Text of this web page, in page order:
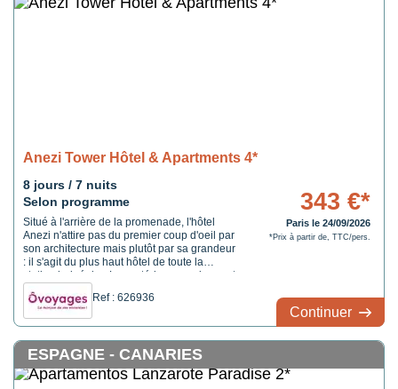
Anezi Tower Hôtel & Apartments 4*
8 jours / 7 nuits
Selon programme
Situé à l'arrière de la promenade, l'hôtel
Anezi n'attire pas du premier coup d'oeil par
son architecture mais plutôt par sa grandeur
: il s'agit du plus haut hôtel de toute la
station balnéaire. Les extérieurs ne donnent
pas spécialement envie d'y entrer et
pourtant ! Les infrastructures sont loin d'être
vétustes. Parties communes, restaurant, bar
et chambres ont tous reçu des rénovations
ces deux dernières années. La qualité du
service respecte les normes d'un hôtel
quatre étoiles. Il dispose d'un atout unique :
sa belle vue panoramique au 10ème étage.
Ref : 626936
343 €*
Paris le 24/09/2026
*Prix à partir de, TTC/pers.
Continuer
ESPAGNE - CANARIES